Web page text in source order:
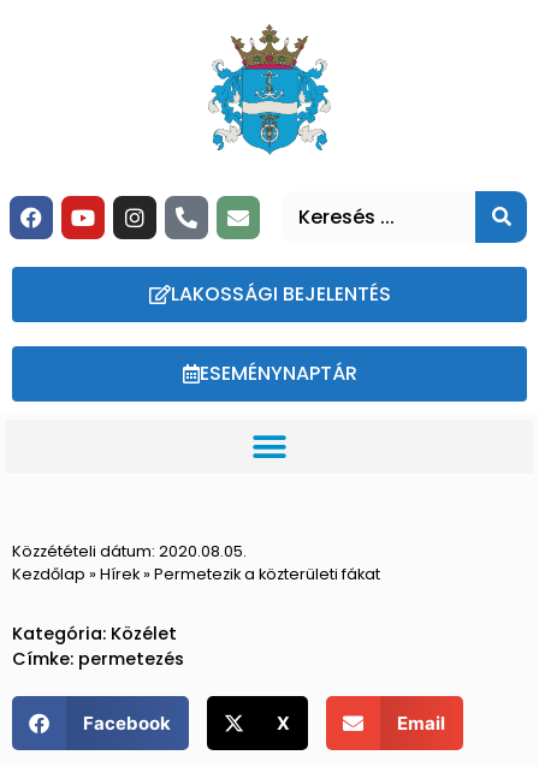
LAKOSSÁGI BEJELENTÉS
ESEMÉNYNAPTÁR
Közzétételi dátum: 2020.08.05.
Kezdőlap » Hírek» Permetezik a közterületi fákat
Kategória: Közélet
Címke: permetezés
Facebook X Email